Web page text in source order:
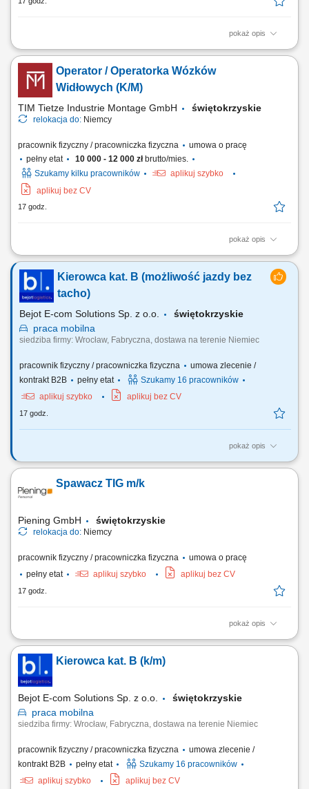
pokaż opis
Opis stanowiska: Prowadzenie prac spawalniczych metodą 135 z
dbałością o zachowanie wymogów norm jakościowych. Samodzielne
odczytywanie rzutów oraz specyfikacji z rysunków technicznych przed
przystąpieniem do łączenia elementów. Weryfikowanie ciągłości oraz
szczelności spoin po...
Operator / Operatorka Wózków
Widłowych (K/M)
TIM Tietze Industrie Montage GmbH świętokrzyskie
relokacja do: Niemcy
pracownik fizyczny / pracowniczka fizyczna
umowa o pracę
pełny etat
10 000 - 12 000 złbrutto/mies.
Szukamy kilku pracowników
aplikuj szybko
aplikuj bez CV
17 godz.
pokaż opis
Opis stanowiska: Prowadzenie prac przeładunkowych oraz
czołowymi. Bezpieczny transport wewnętrzny, rozładunek dostaw oraz
lokowanie gabarytowych komponentów produkcyjnych w strefach
regałowych. Przygotowywanie towarów do wysyłki...
Kierowca kat. B (możliwość jazdy bez
tacho)
Bejot E-com Solutions Sp. z o.o.
świętokrzyskie
praca mobilna
siedziba firmy: Wrocław, Fabryczna, dostawa na terenie Niemiec
pracownik fizyczny / pracowniczka fizyczna
umowa zlecenie /
kontrakt B2B
pełny etat
Szukamy 16 pracowników
aplikuj szybko
aplikuj bez CV
17 godz.
pokaż opis
Twój zakres obowiązków RYNEK – Niemcy - jazda BEZ tachografu
Niemiec, załadunek i rozładunek mebli, praca zgodnie z
harmonogramem oraz instrukcjami przekazywanymi przez firmę,
Spawacz TIG m/k
Piening GmbH świętokrzyskie
relokacja do: Niemcy
pracownik fizyczny / pracowniczka fizyczna
umowa o pracę
pełny etat
aplikuj szybko aplikuj bez CV
17 godz.
pokaż opis
Twoje zadania: Przygotowanie do pracy Spawanie rur i blach
Spawanie zgodnie z dokumentacją techniczną Kontrola jakości
elementów spawanych Próbka spawalnicza: W dniu 01.09.2026
odbędzie się próbka spawalnicza w Zabrzu. W przypadku...
Kierowca kat. B (k/m)
Bejot E-com Solutions Sp. z o.o.
świętokrzyskie
praca mobilna
siedziba firmy: Wrocław, Fabryczna, dostawa na terenie Niemiec
pracownik fizyczny / pracowniczka fizyczna
umowa zlecenie /
kontrakt B2B
pełny etat
Szukamy 16 pracowników
aplikuj szybko
aplikuj bez CV